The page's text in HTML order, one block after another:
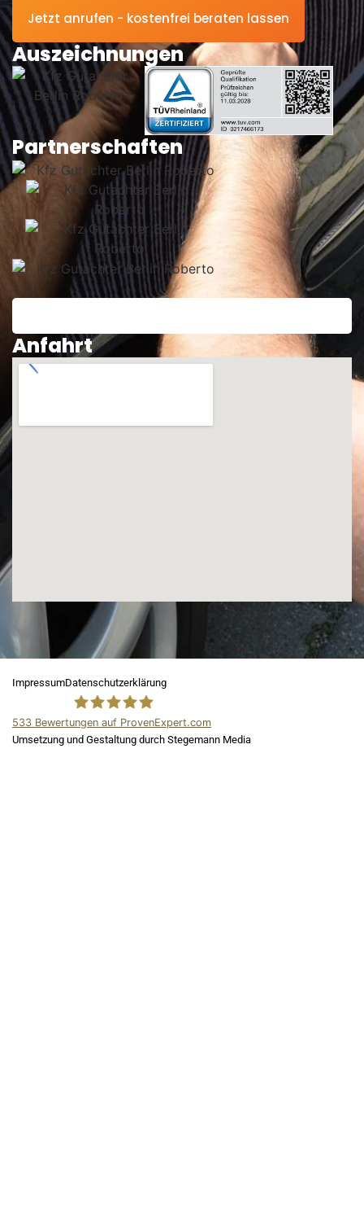
Jetzt anrufen - kostenfrei beraten lassen
Auszeichnungen
Partnerschaften
Anfahrt
ImpressumDatenschutzerklärung
533 Bewertungen auf ProvenExpert.com
Umsetzung und Gestaltung durch Stegemann Media